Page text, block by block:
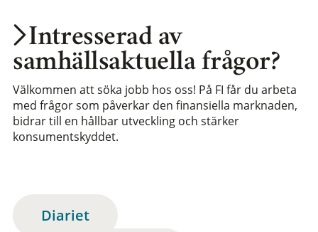
Intresserad av
samhällsaktuella frågor?
Välkommen att söka jobb hos oss! På FI får du arbeta
med frågor som påverkar den finansiella marknaden,
bidrar till en hållbar utveckling och stärker
konsumentskyddet.
Diariet